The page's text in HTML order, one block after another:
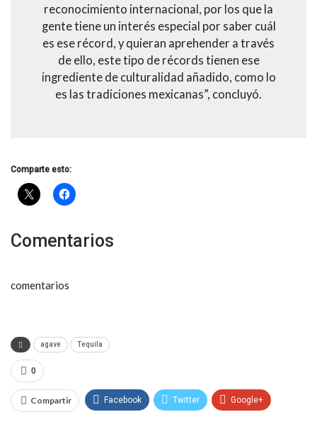
reconocimiento internacional, por los que la
gente tiene un interés especial por saber cuál
es ese récord, y quieran aprehender a través
de ello, este tipo de récords tienen ese
ingrediente de culturalidad añadido, como lo
es las tradiciones mexicanas”, concluyó.
Comparte esto:
Comentarios
comentarios
agave Tequila
0
Compartir Facebook Twitter Google+